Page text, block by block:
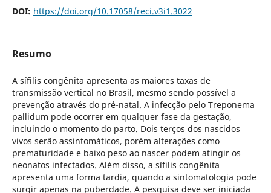
DOI: https://doi.org/10.17058/reci.v3i1.3022
Resumo
A sífilis congênita apresenta as maiores taxas de
transmissão vertical no Brasil, mesmo sendo possível a
prevenção através do pré-natal. A infecção pelo Treponema
pallidum pode ocorrer em qualquer fase da gestação,
incluindo o momento do parto. Dois terços dos nascidos
vivos serão assintomáticos, porém alterações como
prematuridade e baixo peso ao nascer podem atingir os
neonatos infectados. Além disso, a sífilis congênita
apresenta uma forma tardia, quando a sintomatologia pode
surgir apenas na puberdade. A pesquisa deve ser iniciada